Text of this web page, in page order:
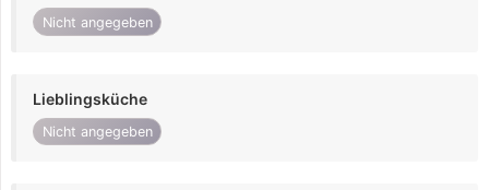
Nicht angegeben
Lieblingsküche
Nicht angegeben